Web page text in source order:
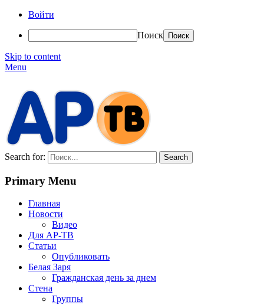
Войти
Поиск
Skip to content
Menu
Search for:
Primary Menu
Главная
Новости
Видео
Для АР-ТВ
Статьи
Опубликовать
Белая Заря
Гражданская день за днем
Стена
Группы